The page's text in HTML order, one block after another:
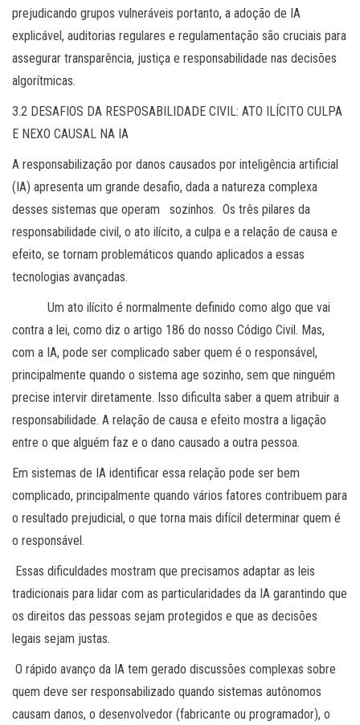
prejudicando grupos vulneráveis portanto, a adoção de IA
explicável, auditorias regulares e regulamentação são cruciais para
assegurar transparência, justiça e responsabilidade nas decisões
algorítmicas.
3.2 DESAFIOS DA RESPOSABILIDADE CIVIL: ATO ILÍCITO CULPA
E NEXO CAUSAL NA IA
A responsabilização por danos causados por inteligência artificial
(IA) apresenta um grande desafio, dada a natureza complexa
desses sistemas que operam sozinhos. Os três pilares da
responsabilidade civil, o ato ilícito, a culpa e a relação de causa e
efeito, se tornam problemáticos quando aplicados a essas
tecnologias avançadas.
Um ato ilícito é normalmente definido como algo que vai
contra a lei, como diz o artigo 186 do nosso Código Civil. Mas,
com a IA, pode ser complicado saber quem é o responsável,
principalmente quando o sistema age sozinho, sem que ninguém
precise intervir diretamente. Isso dificulta saber a quem atribuir a
responsabilidade. A relação de causa e efeito mostra a ligação
entre o que alguém faz e o dano causado a outra pessoa.
Em sistemas de IA identificar essa relação pode ser bem
complicado, principalmente quando vários fatores contribuem para
o resultado prejudicial, o que torna mais difícil determinar quem é
o responsável.
Essas dificuldades mostram que precisamos adaptar as leis
tradicionais para lidar com as particularidades da IA garantindo que
os direitos das pessoas sejam protegidos e que as decisões
legais sejam justas.
O rápido avanço da IA tem gerado discussões complexas sobre
quem deve ser responsabilizado quando sistemas autônomos
causam danos, o desenvolvedor (fabricante ou programador), o